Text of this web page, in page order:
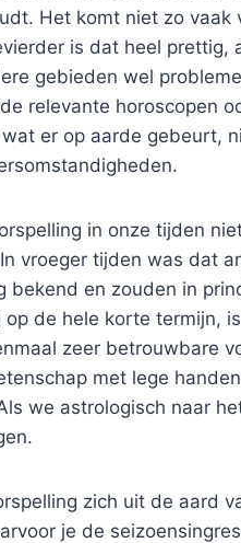
Het komt niet zo vaak
is dat heel prettig,
gebieden wel
relevante horoscopen
er op aarde gebeurt,
in onze tijden
vroeger tijden was dat
en zouden in
de hele korte termijn,
zeer betrouwbare
met lege
we astrologisch naar
zich uit de aard
je de